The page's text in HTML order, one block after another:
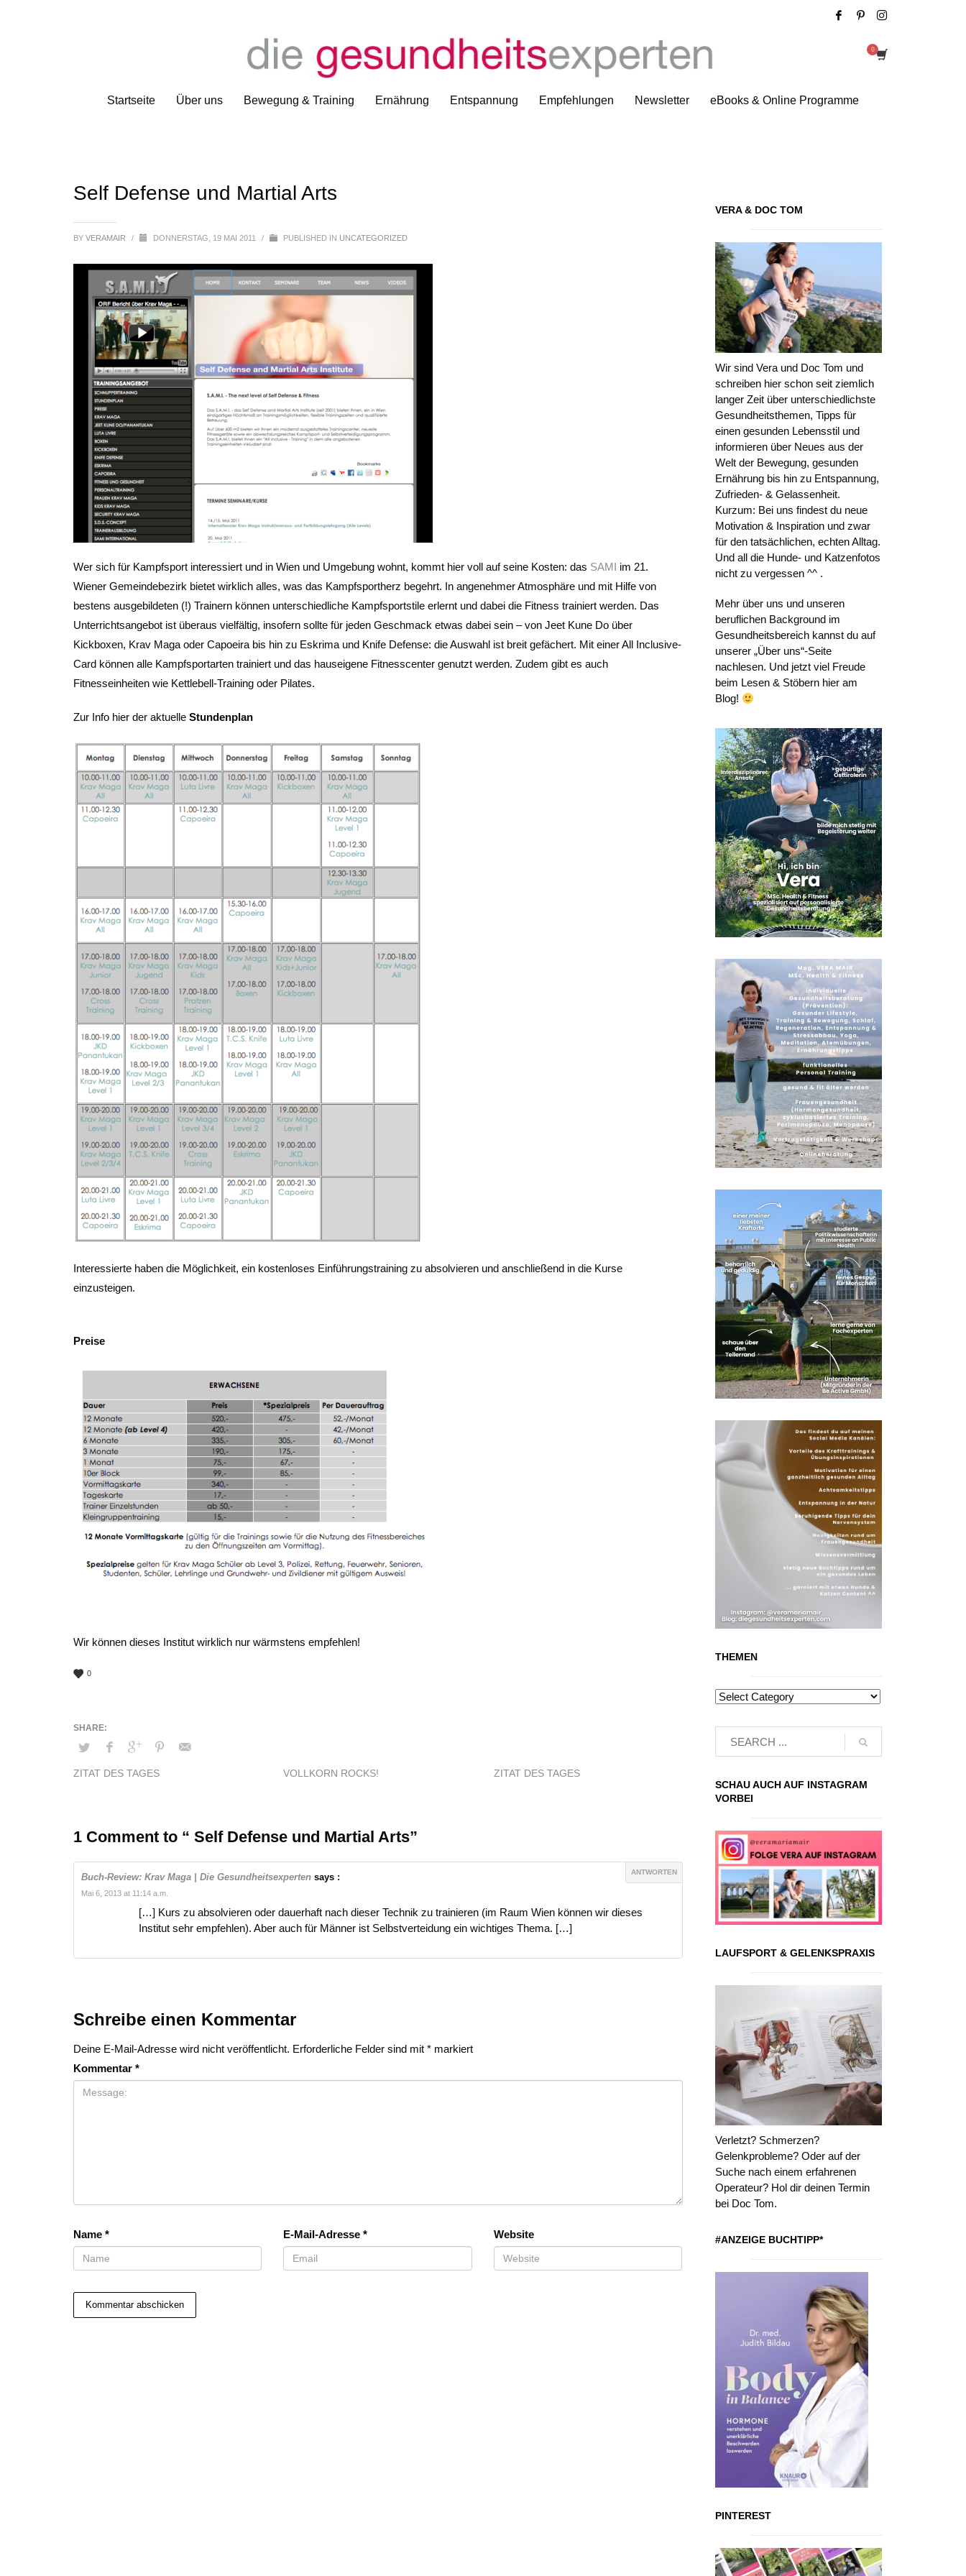
Startseite Über uns Bewegung & Training Ernährung Entspannung Empfehlungen Newsletter eBooks & Online Programme
Self Defense und Martial Arts
Self Defense und Martial Arts
BY VERAMAIR / DONNERSTAG, 19 MAI 2011 / PUBLISHED IN UNCATEGORIZED
Wer sich für Kampfsport interessiert und in Wien und Umgebung wohnt, kommt hier voll auf seine Kosten: das SAMI im 21.
Wiener Gemeindebezirk bietet wirklich alles, was das Kampfsportherz begehrt. In angenehmer Atmosphäre und mit Hilfe von
bestens ausgebildeten (!) Trainern können unterschiedliche Kampfsportstile erlernt und dabei die Fitness trainiert werden. Das
Unterrichtsangebot ist überaus vielfältig, insofern sollte für jeden Geschmack etwas dabei sein – von Jeet Kune Do über
Kickboxen, Krav Maga oder Capoeira bis hin zu Eskrima und Knife Defense: die Auswahl ist breit gefächert. Mit einer All Inclusive-
Card können alle Kampfsportarten trainiert und das hauseigene Fitnesscenter genutzt werden. Zudem gibt es auch
Fitnesseinheiten wie Kettlebell-Training oder Pilates.
Zur Info hier der aktuelle Stundenplan
Interessierte haben die Möglichkeit, ein kostenloses Einführungstraining zu absolvieren und anschließend in die Kurse
einzusteigen.
Preise
Wir können dieses Institut wirklich nur wärmstens empfehlen!
0
ZITAT DES TAGES VOLLKORN ROCKS! ZITAT DES TAGES
1 Comment to “ Self Defense und Martial Arts”
Buch-Review: Krav Maga | Die Gesundheitsexperten says : ANTWORTEN
Mai 6, 2013 at 11:14 a.m.
[…] Kurs zu absolvieren oder dauerhaft nach dieser Technik zu trainieren (im Raum Wien können wir dieses
Institut sehr empfehlen). Aber auch für Männer ist Selbstverteidung ein wichtiges Thema. […]
Schreibe einen Kommentar
Deine E-Mail-Adresse wird nicht veröffentlicht. Erforderliche Felder sind mit * markiert
Kommentar *
Name * E-Mail-Adresse* Website
VERA & DOC TOM
Wir sind Vera und Doc Tom und
schreiben hier schon seit ziemlich
langer Zeit über unterschiedlichste
Gesundheitsthemen, Tipps für
einen gesunden Lebensstil und
informieren über Neues aus der
Welt der Bewegung, gesunden
Ernährung bis hin zu Entspannung,
Zufrieden- & Gelassenheit.
Kurzum: Bei uns findest du neue
Motivation & Inspiration und zwar
für den tatsächlichen, echten Alltag.
Und all die Hunde- und Katzenfotos
nicht zu vergessen ^^ .
Mehr über uns und unseren
beruflichen Background im
Gesundheitsbereich kannst du auf
unserer „Über uns“-Seite
nachlesen. Und jetzt viel Freude
beim Lesen & Stöbern hier am
Blog!
THEMEN
SCHAU AUCH AUF INSTAGRAM
VORBEI
LAUFSPORT & GELENKSPRAXIS
Verletzt? Schmerzen?
Gelenkprobleme? Oder auf der
Suche nach einem erfahrenen
Operateur? Hol dir deinen Termin
bei Doc Tom.
#ANZEIGE BUCHTIPP*
PINTEREST